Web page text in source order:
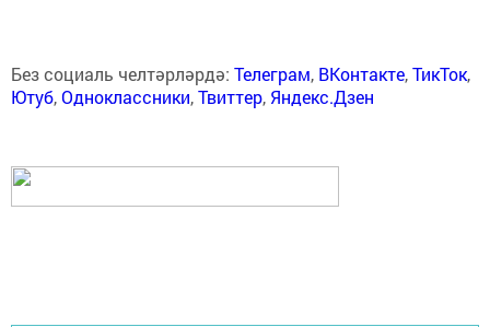
Без социаль челтәрләрдә: Телеграм, ВКонтакте,ТикТок,
Ютуб,Одноклассники,Твиттер, Яндекс.Дзен